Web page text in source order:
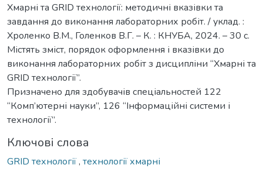
Хмарні та GRID технології: методичні вказівки та
завдання до виконання лабораторних робіт. / уклад. :
Хроленко В.М., Голенков В.Г. – К. : КНУБА, 2024. – 30 с.
Містять зміст, порядок оформлення і вказівки до
виконання лабораторних робіт з дисципліни “Хмарні та
GRID технології”.
Призначено для здобувачів спеціальностей 122
“Комп’ютерні науки”, 126 “Інформаційні системи і
технології”.
Ключові слова
GRID технології, технології хмарні